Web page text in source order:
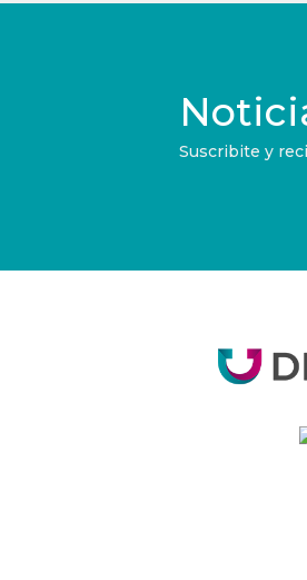
Suscribite y